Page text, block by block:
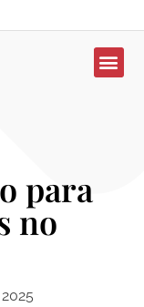
para
no